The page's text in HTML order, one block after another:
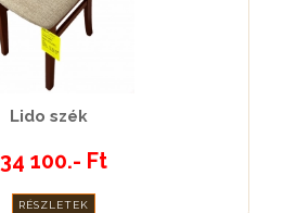
Lido szék
34 100.- Ft
RÉSZLETEK